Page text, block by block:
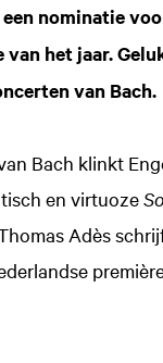
nominatie
het jaar.
van Bach.
Bach klinkt
en virtuoze
Adès